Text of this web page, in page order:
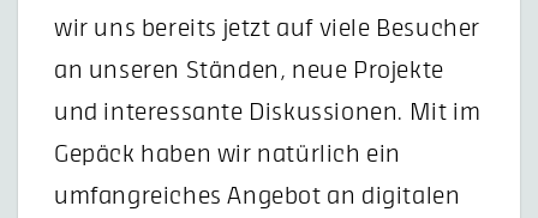
wir uns bereits jetzt auf viele Besucher
an unseren Ständen, neue Projekte
und interessante Diskussionen. Mit im
Gepäck haben wir natürlich ein
umfangreiches Angebot an digitalen